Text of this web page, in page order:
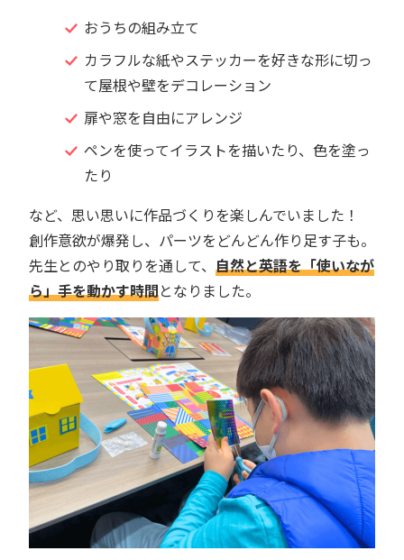
おうちの組み立て
カラフルな紙やステッカーを好きな形に切っ
て屋根や壁をデコレーション
扉や窓を自由にアレンジ
ペンを使ってイラストを描いたり、色を塗っ
たり
など、思い思いに作品づくりを楽しんでいました！
創作意欲が爆発し、パーツをどんどん作り足す子も。
先生とのやり取りを通して、 自然と英語を「使いなが
ら」手を動かす時間となりました。